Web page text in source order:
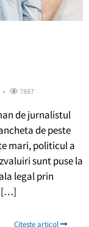
7887
de jurnalistul
de peste
mari, politicul a
sunt puse la
legal prin
[…]
Citește articol